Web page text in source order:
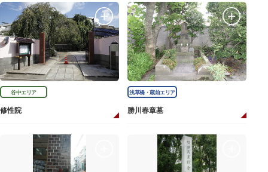
谷中エリア
修性院
浅草橋・蔵前エリア
勝川春章墓